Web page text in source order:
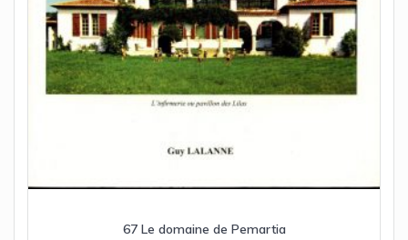
67 Le domaine de Pemartia